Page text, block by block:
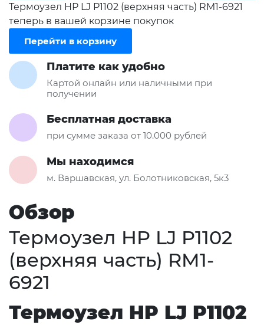
Термоузел HP LJ P1102 (верхняя часть) RM1-6921
теперь в вашей корзине покупок
Перейти в корзину
Платите как удобно
Картой онлайн или наличными при
получении
Бесплатная доставка
при сумме заказа от 10.000 рублей
Мы находимся
м. Варшавская, ул. Болотниковская, 5к3
Обзор
Термоузел HP LJ P1102
(верхняя часть) RM1-
6921
Термоузел HP LJ P1102